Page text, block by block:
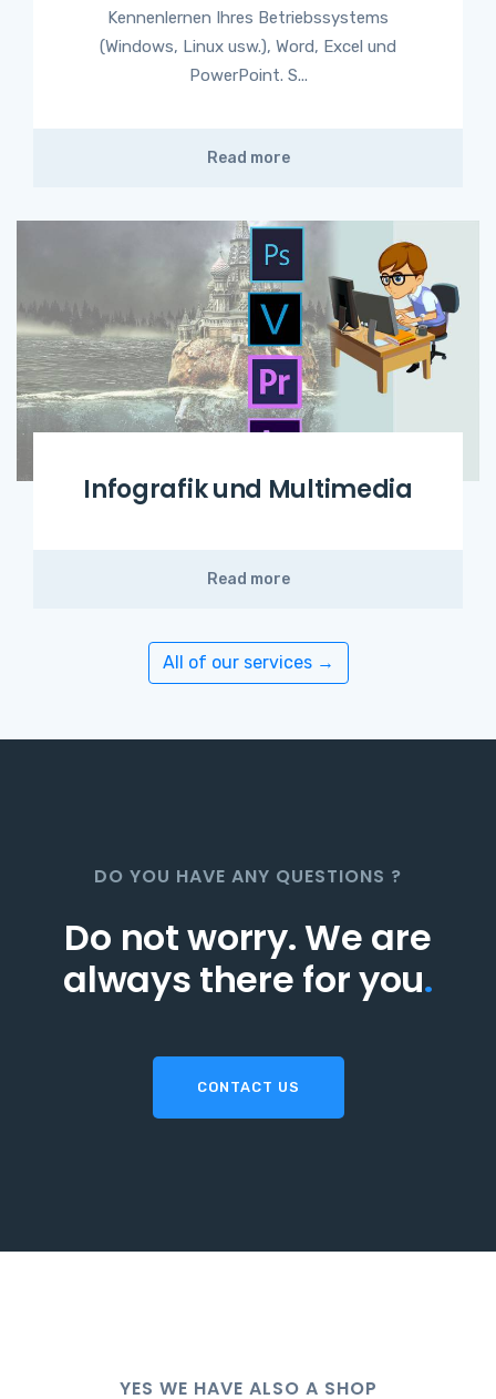
Kennenlernen Ihres Betriebssystems
(Windows, Linux usw.), Word, Excel und
PowerPoint. S...
Read more
Infografik und Multimedia
Read more
All of our services →
DO YOU HAVE ANY QUESTIONS ?
Do not worry. We are
always there for you.
CONTACT US
YES WE HAVE ALSO A SHOP